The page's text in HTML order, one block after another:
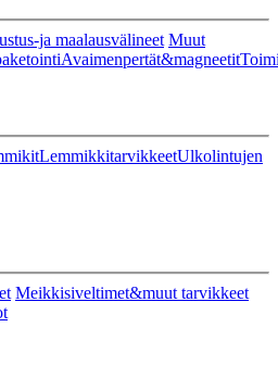
ja maalausvälineet Muut
Avaimenpertät&magneetit
LemmikkitarvikkeetUlkolintujen
Meikkisiveltimet&muut tarvikkeet